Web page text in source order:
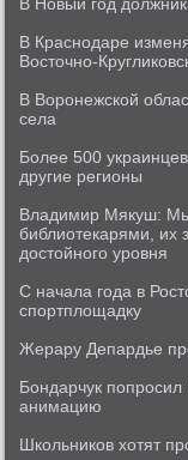
В Краснодаре
Восточно-
В Воронежской
села
Более 500
другие регионы
Владимир Мякуш: Мы
библиотекарями, их
достойного уровня
С начала года в
спортплощадку
Жерару Депардье
Бондарчук
анимацию
Школьников хотят